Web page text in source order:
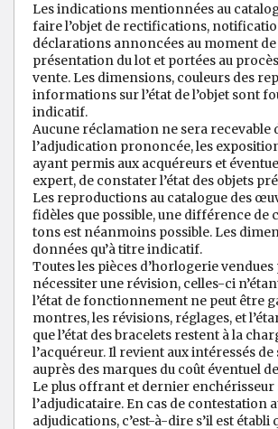
Les indications mentionnées au
faire l’objet de rectifications,
déclarations annoncées au moment de
présentation du lot et portées au
vente. Les dimensions, couleurs des
informations sur l’état de l’objet sont
indicatif.
Aucune réclamation ne sera recevable
l’adjudication prononcée, les
ayant permis aux acquéreurs et
expert, de constater l’état des objets
Les reproductions au catalogue des
fidèles que possible, une différence de
tons est néanmoins possible. Les
données qu’à titre indicatif.
Toutes les pièces d’horlogerie vendues
nécessiter une révision, celles-ci
l’état de fonctionnement ne peut être
montres, les révisions, réglages, et
que l’état des bracelets restent à la
l’acquéreur. Il revient aux intéressés
auprès des marques du coût éventuel
Le plus offrant et dernier enchérisseur
l’adjudicataire. En cas de contestation
adjudications, c’est-à-dire s’il est établi